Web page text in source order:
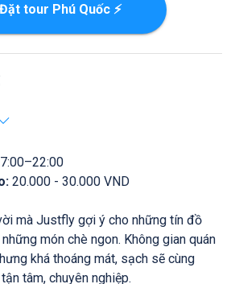
Đặt tour Phú Quốc ⚡
20.000 - 30.000 VND
mà Justfly gợi ý cho những tín đồ
món chè ngon. Không gian quán
khá thoáng mát, sạch sẽ cùng
tâm, chuyên nghiệp.